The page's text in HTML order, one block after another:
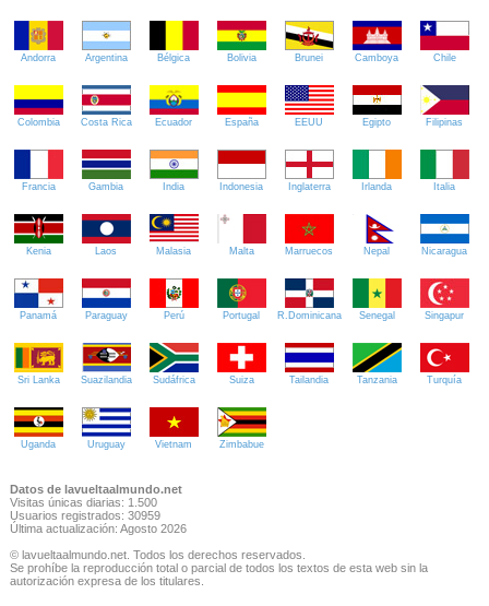
Andorra Argentina Bélgica Bolivia Brunei Camboya Chile
Colombia Costa Rica Ecuador España EEUU Egipto Filipinas
Francia Gambia India Indonesia Inglaterra Irlanda Italia
Kenia Laos Malasia Malta Marruecos Nepal Nicaragua
Panamá Paraguay Perú Portugal R.Dominicana Senegal Singapur
Sri Lanka Suazilandia Sudáfrica Suiza Tailandia Tanzania Turquía
Uganda Uruguay Vietnam Zimbabue
Datos de lavueltaalmundo.net
Visitas únicas diarias: 1.500
Usuarios registrados: 30959
Última actualización: Agosto 2026
© lavueltaalmundo.net. Todos los derechos reservados.
Se prohíbe la reproducción total o parcial de todos los textos de esta web sin la
autorización expresa de los titulares.